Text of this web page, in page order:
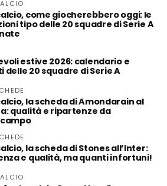
come giocherebbero oggi: le
tipo delle 20 squadre di Serie A
estive 2026: calendario e
delle 20 squadre di Serie A
la scheda di Amondarain al
qualità e ripartenze da
la scheda di Stones all’Inter:
e qualità, ma quanti infortuni!